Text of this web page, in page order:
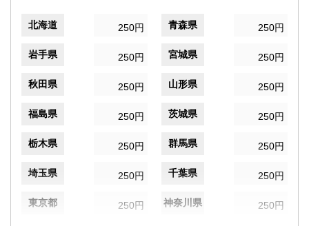
北海道 250円 青森県 250円
岩手県 250円 宮城県 250円
秋田県 250円 山形県 250円
福島県 250円 茨城県 250円
栃木県 250円 群馬県 250円
埼玉県 250円 千葉県 250円
東京都 250円 神奈川県 250円